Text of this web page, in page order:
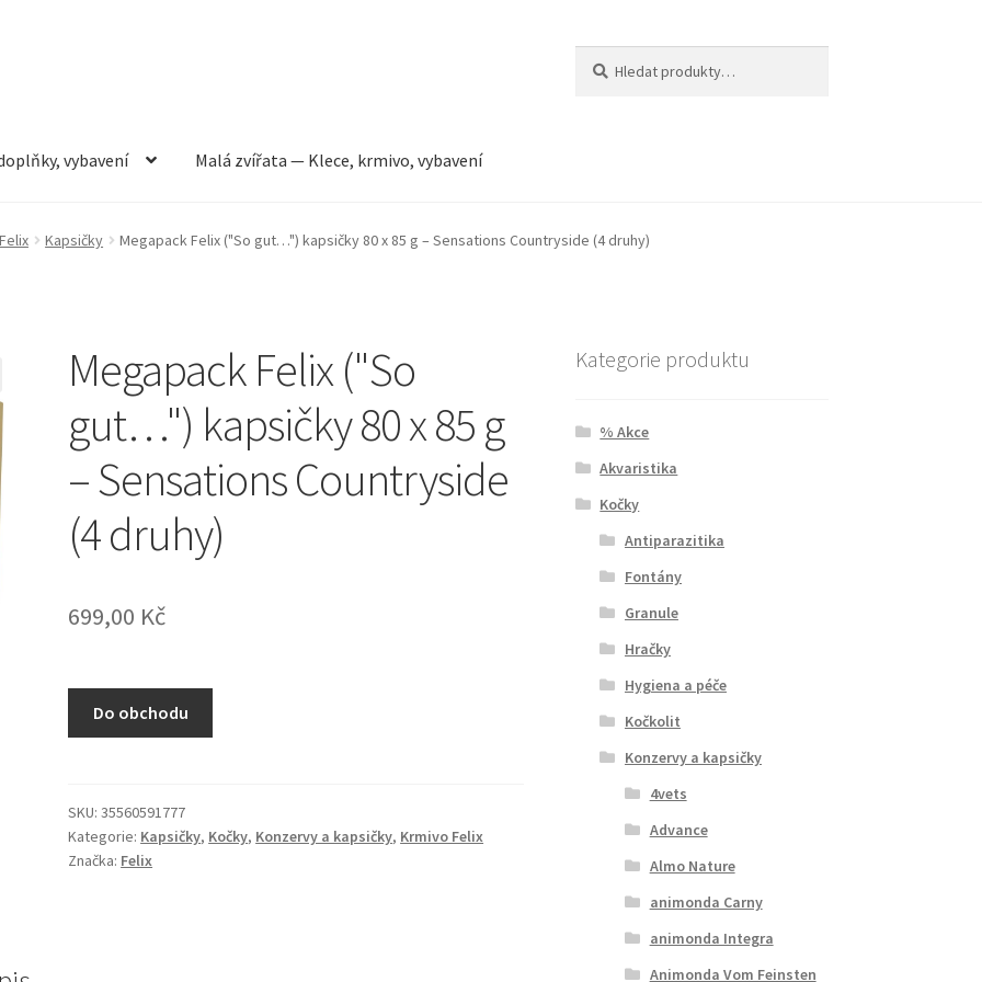
vybavení Malá zvířata — Klece, krmivo, vybavení
vybavení Můj účet ObchodPokladna Vše pro kočky
Kapsičky Megapack Felix ("So gut…") kapsičky 80 x 85 g – Sensations Countryside (4 druhy)
Megapack Felix ("So
gut…") kapsičky 80 x 85 g
– Sensations Countryside
(4 druhy)
699,00 Kč
Do obchodu
SKU:35560591777
Kategorie: Kapsičky, Kočky, Konzervy a kapsičky, Krmivo Felix
Značka: Felix
Kategorie produktu
% Akce
Akvaristika
Kočky
Antiparazitika
Fontány
Granule
Hračky
Hygiena a péče
Kočkolit
Konzervy a kapsičky
4vets
Advance
Almo Nature
animonda Carny
animonda Integra
Animonda Vom Feinsten